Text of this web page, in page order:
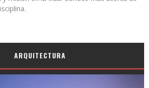
ARQUITECTURA